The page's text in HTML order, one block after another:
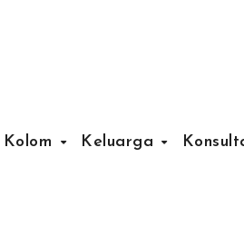
Kolom Keluarga